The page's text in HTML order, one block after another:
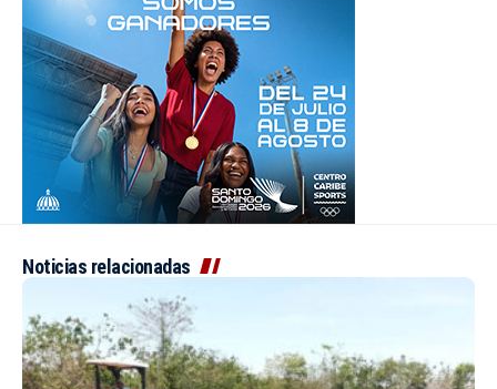
Noticias relacionadas